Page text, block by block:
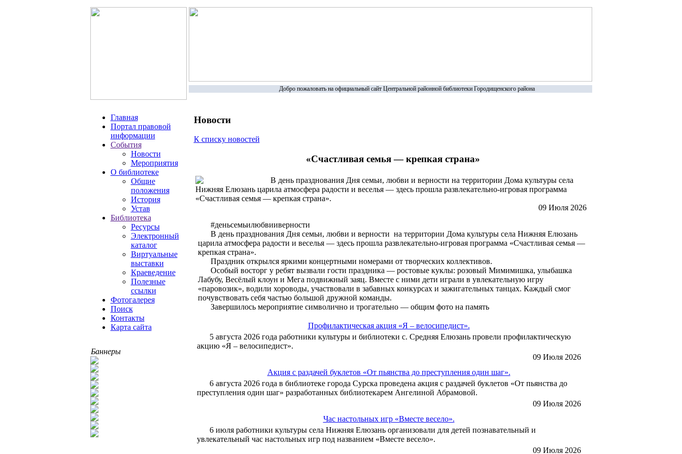
Добро пожаловать на официальный сайт Центральной районной библиотеки Городищенского района
Главная
Портал правовой
информации
События
Новости
Мероприятия
О библиотеке
Общие
положения
История
Устав
Библиотека
Ресурсы
Электронный
каталог
Виртуальные
выставки
Краеведение
Полезные
ссылки
Фотогалерея
Поиск
Контакты
Карта сайта
Баннеры
Новости
К списку новостей
«Счастливая семья — крепкая страна»
В день празднования Дня семьи, любви и верности на территории Дома культуры села
Нижняя Елюзань царила атмосфера радости и веселья — здесь прошла развлекательно-игровая программа
«Счастливая семья — крепкая страна».
09 Июля 2026
#деньсемьилюбвииверности
В день празднования Дня семьи, любви и верности на территории Дома культуры села Нижняя Елюзань
царила атмосфера радости и веселья — здесь прошла развлекательно-игровая программа «Счастливая семья —
крепкая страна».
Праздник открылся яркими концертными номерами от творческих коллективов.
Особый восторг у ребят вызвали гости праздника — ростовые куклы: розовый Мимимишка, улыбашка
Лабубу, Весёлый клоун и Мега подвижный заяц. Вместе с ними дети играли в увлекательную игру
«паровозик», водили хороводы, участвовали в забавных конкурсах и зажигательных танцах. Каждый смог
почувствовать себя частью большой дружной команды.
Завершилось мероприятие символично и трогательно — общим фото на память
Профилактическая акция «Я – велосипедист».
5 августа 2026 года работники культуры и библиотеки с. Средняя Елюзань провели профилактическую
акцию «Я – велосипедист».
09 Июля 2026
Акция с раздачей буклетов «От пьянства до преступления один шаг».
6 августа 2026 года в библиотеке города Сурска проведена акция с раздачей буклетов «От пьянства до
преступления один шаг» разработанных библиотекарем Ангелиной Абрамовой.
09 Июля 2026
Час настольных игр «Вместе весело».
6 июля работники культуры села Нижняя Елюзань организовали для детей познавательный и
увлекательный час настольных игр под названием «Вместе весело».
09 Июля 2026